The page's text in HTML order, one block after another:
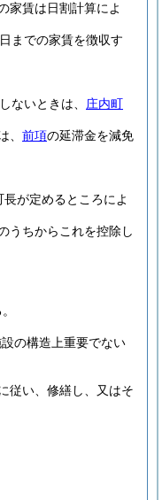
家賃は日割計算によ
までの家賃を徴収す
ないときは、 庄内町
、 前項の延滞金を減免
が定めるところによ
うちからこれを控除し
の構造上重要でない
従い、修繕し、又はそ